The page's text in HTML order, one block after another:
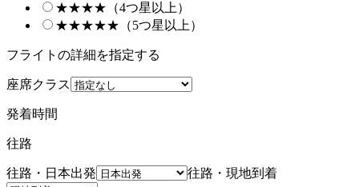
★★★★（4つ星以上）
★★★★★（5つ星以上）
フライトの詳細を指定する
座席クラス
発着時間
往路
往路・日本出発 往路・現地到着